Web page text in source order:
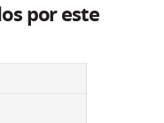
por este